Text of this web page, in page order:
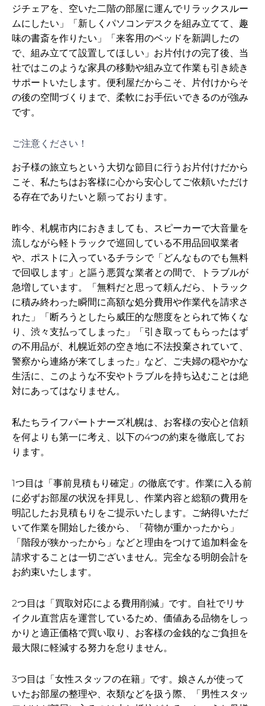
ジチェアを、空いた二階の部屋に運んでリラックスルー
ムにしたい」「新しくパソコンデスクを組み立てて、趣
味の書斎を作りたい」「来客用のベッドを新調したの
で、組み立てて設置してほしい」お片付けの完了後、当
社ではこのような家具の移動や組み立て作業も引き続き
サポートいたします。便利屋だからこそ、片付けからそ
の後の空間づくりまで、柔軟にお手伝いできるのが強み
です。
ご注意ください！
お子様の旅立ちという大切な節目に行うお片付けだから
こそ、私たちはお客様に心から安心してご依頼いただけ
る存在でありたいと願っております。
昨今、札幌市内におきましても、スピーカーで大音量を
流しながら軽トラックで巡回している不用品回収業者
や、ポストに入っているチラシで「どんなものでも無料
で回収します」と謳う悪質な業者との間で、トラブルが
急増しています。「無料だと思って頼んだら、トラック
に積み終わった瞬間に高額な処分費用や作業代を請求さ
れた」「断ろうとしたら威圧的な態度をとられて怖くな
り、渋々支払ってしまった」「引き取ってもらったはず
の不用品が、札幌近郊の空き地に不法投棄されていて、
警察から連絡が来てしまった」など、ご夫婦の穏やかな
生活に、このような不安やトラブルを持ち込むことは絶
対にあってはなりません。
私たちライフパートナーズ札幌は、お客様の安心と信頼
を何よりも第一に考え、以下の4つの約束を徹底してお
ります。
1つ目は「事前見積もり確定」の徹底です。作業に入る前
に必ずお部屋の状況を拝見し、作業内容と総額の費用を
明記したお見積もりをご提示いたします。ご納得いただ
いて作業を開始した後から、「荷物が重かったから」
「階段が狭かったから」などと理由をつけて追加料金を
請求することは一切ございません。完全なる明朗会計を
お約束いたします。
2つ目は「買取対応による費用削減」です。自社でリサ
イクル直営店を運営しているため、価値ある品物をしっ
かりと適正価格で買い取り、お客様の金銭的なご負担を
最大限に軽減する努力を怠りません。
3つ目は「女性スタッフの在籍」です。娘さんが使って
いたお部屋の整理や、衣類などを扱う際、「男性スタッ